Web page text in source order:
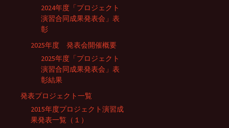
2024年度「プロジェクト
演習合同成果発表会」表
彰
2025年度 発表会開催概要
2025年度「プロジェクト
演習合同成果発表会」表
彰結果
発表プロジェクト一覧
2015年度プロジェクト演習成
果発表一覧（１）